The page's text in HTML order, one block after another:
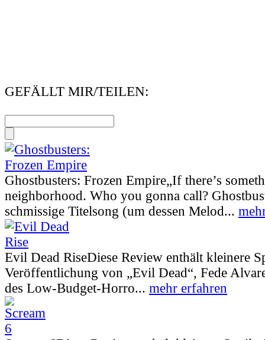
GEFÄLLT MIR/TEILEN:
Ghostbusters: Frozen Empire„If there’s
neighborhood. Who you gonna call?
schmissige Titelsong (um dessen Melod...
Evil Dead RiseDiese Review enthält kleinere
Veröffentlichung von „Evil Dead“, Fede
des Low-Budget-Horro... mehr erfahren